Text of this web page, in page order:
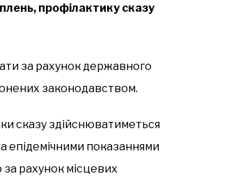
профілактику сказу
за рахунок державного
законодавством.
сказу здійснюватиметься
епідемічними показаннями
рахунок місцевих